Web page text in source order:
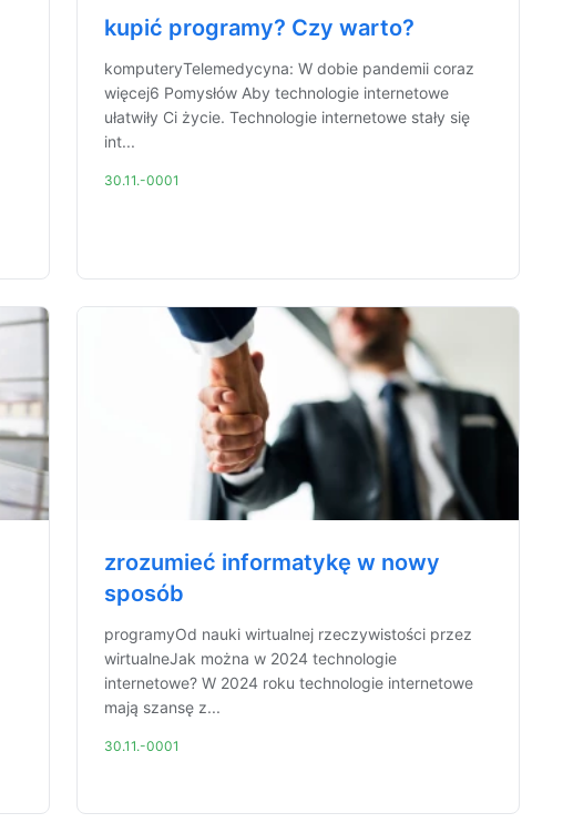
kupić programy? Czy warto?
komputeryTelemedycyna: W dobie pandemii coraz
więcej6 Pomysłów Aby technologie internetowe
ułatwiły Ci życie. Technologie internetowe stały się
int...
30.11.-0001
zrozumieć informatykę w nowy
sposób
programyOd nauki wirtualnej rzeczywistości przez
wirtualneJak można w 2024 technologie
internetowe? W 2024 roku technologie internetowe
mają szansę z...
30.11.-0001